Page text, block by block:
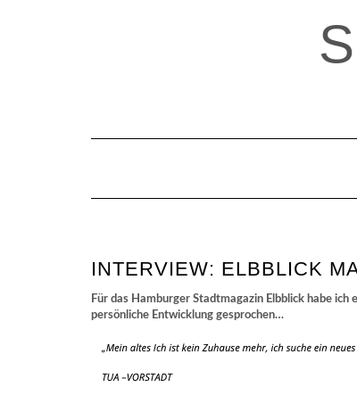
INTERVIEW: ELBBLICK
Für das Hamburger Stadtmagazin Elbblick habe
persönliche Entwicklung gesprochen…